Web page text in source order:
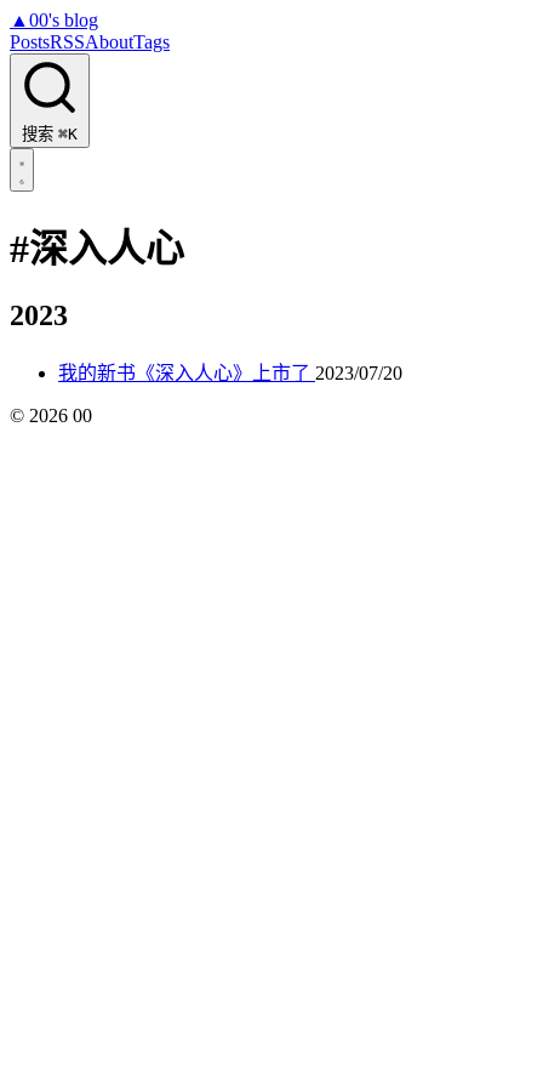
▲ 00's blog
PostsRSSAboutTags
搜索 ⌘K
#深入人心
2023
我的新书《深入人心》上市了 2023/07/20
© 2026 00